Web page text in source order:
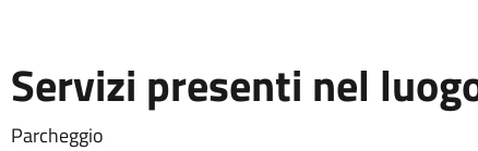
Servizi presenti nel
Parcheggio